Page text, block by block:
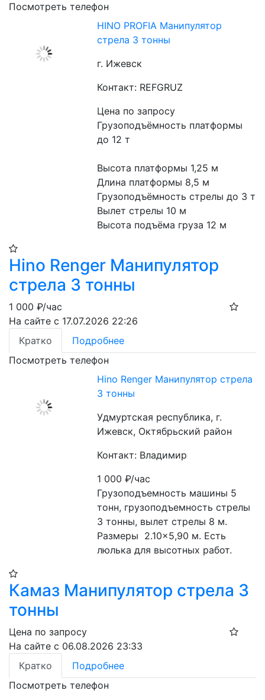
Посмотреть телефон
HINO PROFIA Манипулятор
стрела 3 тонны
г. Ижевск
Контакт: REFGRUZ
Цена по запросу
Грузоподъёмность платформы
до 12 т
Высота платформы 1,25 м
Длина платформы 8,5 м
Грузоподъёмность стрелы до 3 т
Вылет стрелы 10 м
Высота подъёма груза 12 м
Hino Renger Манипулятор
стрела 3 тонны
1 000 ₽/час
На сайте с 17.07.2026 22:26
Кратко
Подробнее
Посмотреть телефон
Hino Renger Манипулятор стрела
3 тонны
Удмуртская республика, г.
Ижевск, Октябрьский район
Контакт: Владимир
1 000₽/час
Грузоподъемность машины 5
тонн, грузоподъемность стрелы
3 тонны, вылет стрелы 8 м.
Размеры  2.10×5,90 м. Есть
люлька для высотных работ.
Камаз Манипулятор стрела 3
тонны
Цена по запросу
На сайте с 06.08.2026 23:33
Кратко
Подробнее
Посмотреть телефон